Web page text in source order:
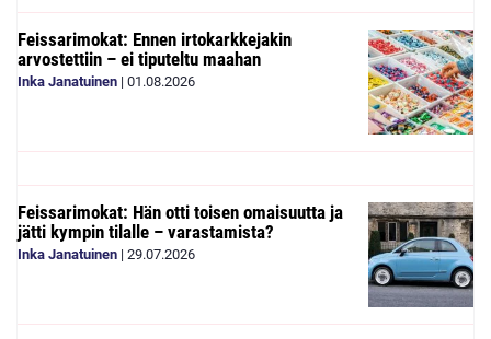
Feissarimokat: Ennen irtokarkkejakin
arvostettiin – ei tiputeltu maahan
Inka Janatuinen | 01.08.2026
Feissarimokat: Hän otti toisen omaisuutta ja
jätti kympin tilalle – varastamista?
Inka Janatuinen | 29.07.2026